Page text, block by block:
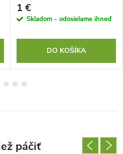
1 €
Skladom - odosielame ihneď
DO KOŠÍKA